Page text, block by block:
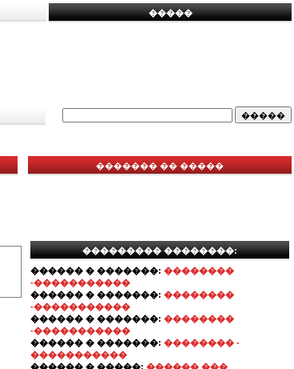
�����
������� �� �����
��������� ��������:
������ � �������: ��������
-�����������
������ � �������: ��������
-�����������
������ � �������: ��������
-�����������
������ � �������: �������� -
�����������
������ � �����: ������ ���